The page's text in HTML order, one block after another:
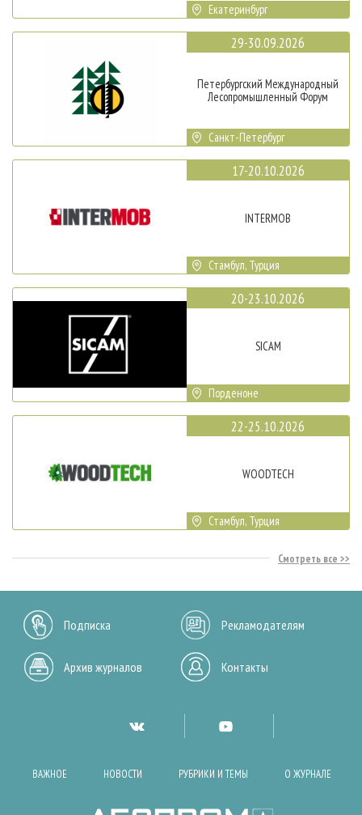
Екатеринбург
29-30.09.2026
Петербургский Международный
Лесопромышленный Форум
Санкт-Петербург
17-20.10.2026
INTERMOB
Стамбул, Турция
20-23.10.2026
SICAM
Порденоне
22-25.10.2026
WOODTECH
Стамбул, Турция
Смотреть все
Подписка Рекламодателям
Архив журналов Контакты
ВАЖНОЕ НОВОСТИ РУБРИКИ И ТЕМЫ О ЖУРНАЛЕ